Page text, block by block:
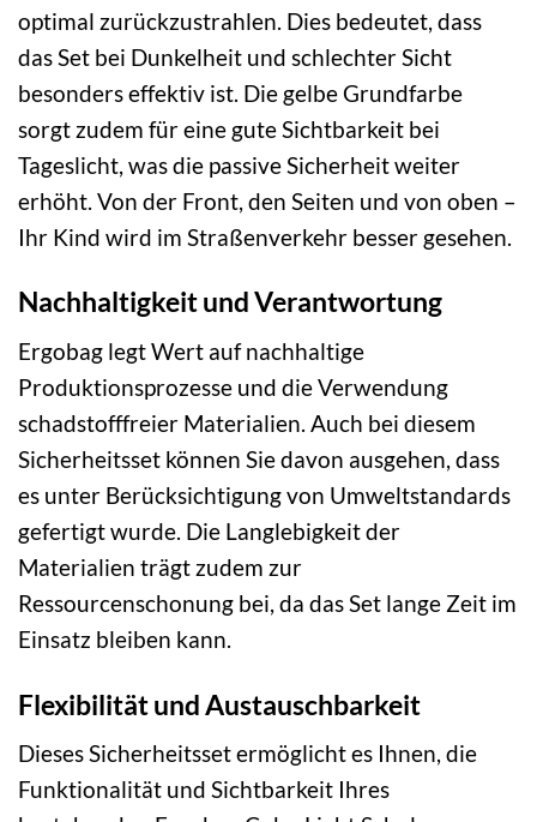
optimal zurückzustrahlen. Dies bedeutet, dass
das Set bei Dunkelheit und schlechter Sicht
besonders effektiv ist. Die gelbe Grundfarbe
sorgt zudem für eine gute Sichtbarkeit bei
Tageslicht, was die passive Sicherheit weiter
erhöht. Von der Front, den Seiten und von oben –
Ihr Kind wird im Straßenverkehr besser gesehen.
Nachhaltigkeit und Verantwortung
Ergobag legt Wert auf nachhaltige
Produktionsprozesse und die Verwendung
schadstofffreier Materialien. Auch bei diesem
Sicherheitsset können Sie davon ausgehen, dass
es unter Berücksichtigung von Umweltstandards
gefertigt wurde. Die Langlebigkeit der
Materialien trägt zudem zur
Ressourcenschonung bei, da das Set lange Zeit im
Einsatz bleiben kann.
Flexibilität und Austauschbarkeit
Dieses Sicherheitsset ermöglicht es Ihnen, die
Funktionalität und Sichtbarkeit Ihres